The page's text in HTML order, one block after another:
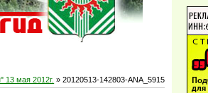
13 мая 2012г. » 20120513-142803-ANA_5915